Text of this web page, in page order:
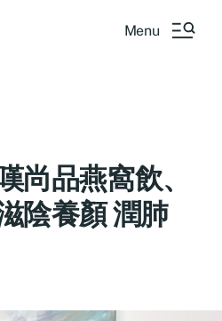
Menu
尚品燕窩飲、
陰養顏 潤肺